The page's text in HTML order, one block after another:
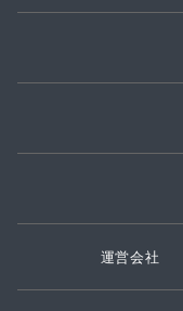
運営会社